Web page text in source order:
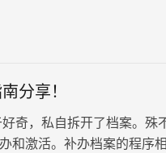
分享！
奇，私自拆开了档案。殊
和激活。补办档案的程序